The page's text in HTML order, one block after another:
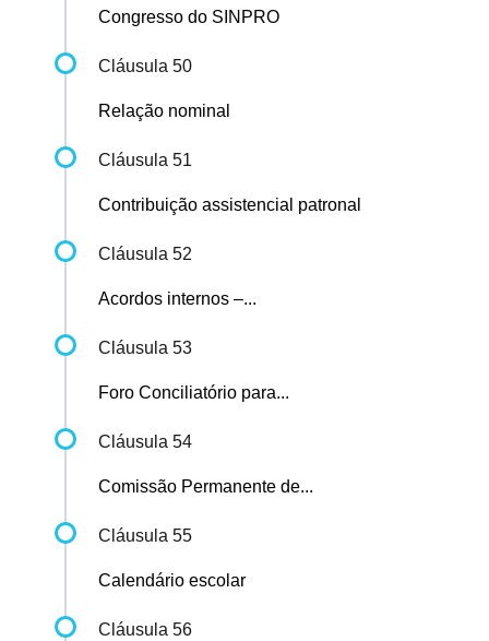
Congresso do SINPRO
Cláusula 50
Relação nominal
Cláusula 51
Contribuição assistencial patronal
Cláusula 52
Acordos internos –...
Cláusula 53
Foro Conciliatório para...
Cláusula 54
Comissão Permanente de...
Cláusula 55
Calendário escolar
Cláusula 56